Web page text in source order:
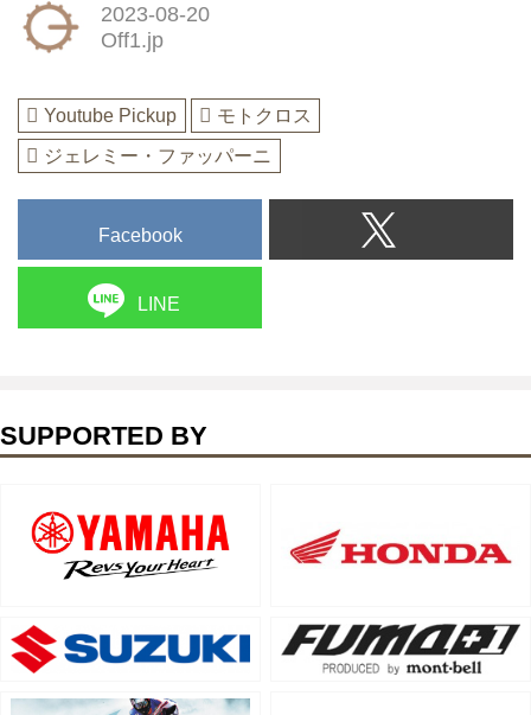
2023-08-20
Off1.jp
Youtube Pickup
モトクロス
ジェレミー・ファッパーニ
Facebook
LINE
SUPPORTED BY